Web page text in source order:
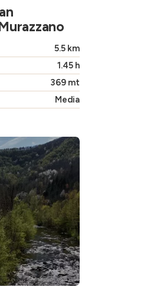
5.5 km
1.45 h
369 mt
Media